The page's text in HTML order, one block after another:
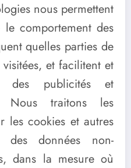
nous permettent
comportement des
quelles parties de
et facilitent et
des publicités et
Nous traitons les
les cookies et autres
des données non-
dans la mesure où